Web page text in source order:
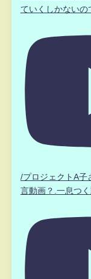
ていくしかないの
/プロジェクトA
言動画？.一息つ